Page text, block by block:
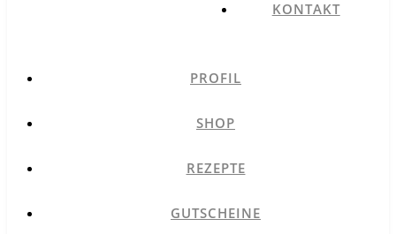
KONTAKT
PROFIL
SHOP
REZEPTE
GUTSCHEINE